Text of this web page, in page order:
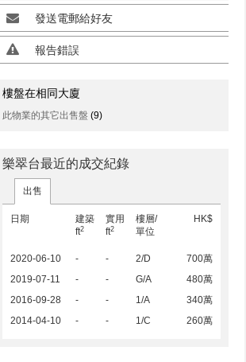
發送電郵給好友
報告錯誤
樓盤在相同大廈
此物業的其它出售盤 (9)
樂翠台最近的成交紀錄
出售
日期
建築
ft2
實用
ft2
樓層/
單位
HK$
2020-06-10 - - 2/D
700萬
2019-07-11
- - G/A
480萬
2016-09-28
- - 1/A
340萬
2014-04-10
- - 1/C 260萬